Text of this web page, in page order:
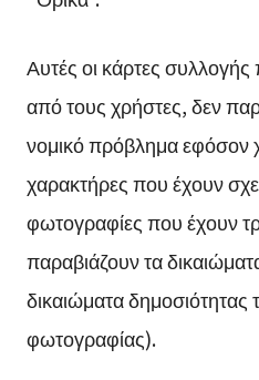
Αυτές οι κάρτες
από τους χρήστες, δεν
νομικό πρόβλημα εφόσον
χαρακτήρες που έχουν
φωτογραφίες που έχουν
παραβιάζουν τα
δικαιώματα δημοσιότητας
φωτογραφίας).